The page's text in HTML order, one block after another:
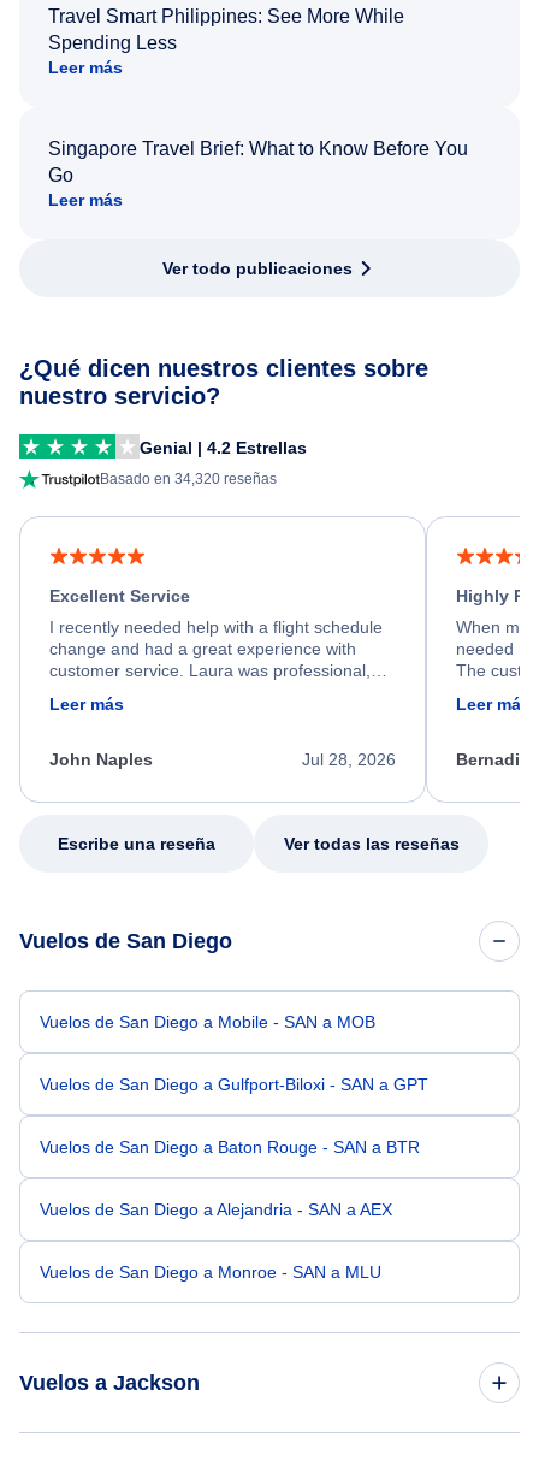
Travel Smart Philippines: See More While
Spending Less
Leer más
Singapore Travel Brief: What to Know Before You
Go
Leer más
Ver todo publicaciones
¿Qué dicen nuestros clientes sobre
nuestro servicio?
Genial | 4.2 Estrellas
Basado en 34,320 reseñas
Excellent Service
I recently needed help with a flight schedule
change and had a great experience with
customer service. Laura was professional,
friendly, and very helpful throughout the
process. She quickly found a solution and
appreciate her excellent service.
Leer más
Jul 28, 2026
John Naples
Highly
When my
needed
The
calm,
my issue.
Leer más
Escribe una reseña Ver todas las reseñas
Vuelos de San Diego
Vuelos de San Diego a Mobile - SAN a MOB
Vuelos de San Diego a Gulfport-Biloxi - SAN a GPT
Vuelos de San Diego a Baton Rouge - SAN a BTR
Vuelos de San Diego a Alejandria - SAN a AEX
Vuelos de San Diego a Monroe - SAN a MLU
Vuelos a Jackson